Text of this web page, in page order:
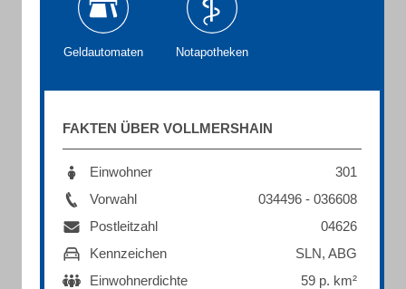
Geldautomaten Notapotheken
FAKTEN ÜBER VOLLMERSHAIN
Einwohner
301
Vorwahl
034496 - 036608
Postleitzahl
04626
Kennzeichen
SLN, ABG
Einwohnerdichte
59 p. km²